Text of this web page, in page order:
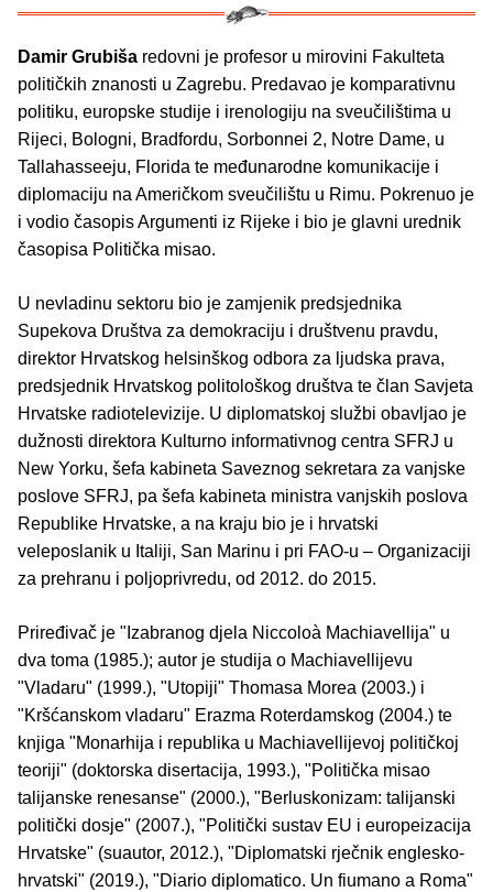
Damir Grubiša redovni je profesor u mirovini Fakulteta
političkih znanosti u Zagrebu. Predavao je komparativnu
politiku, europske studije i irenologiju na sveučilištima u
Rijeci, Bologni, Bradfordu, Sorbonnei 2, Notre Dame, u
Tallahasseeju, Florida te međunarodne komunikacije i
diplomaciju na Američkom sveučilištu u Rimu. Pokrenuo je
i vodio časopis Argumenti iz Rijeke i bio je glavni urednik
časopisa Politička misao.
U nevladinu sektoru bio je zamjenik predsjednika
Supekova Društva za demokraciju i društvenu pravdu,
direktor Hrvatskog helsinškog odbora za ljudska prava,
predsjednik Hrvatskog politološkog društva te član Savjeta
Hrvatske radiotelevizije. U diplomatskoj službi obavljao je
dužnosti direktora Kulturno informativnog centra SFRJ u
New Yorku, šefa kabineta Saveznog sekretara za vanjske
poslove SFRJ, pa šefa kabineta ministra vanjskih poslova
Republike Hrvatske, a na kraju bio je i hrvatski
veleposlanik u Italiji, San Marinu i pri FAO-u – Organizaciji
za prehranu i poljoprivredu, od 2012. do 2015.
Priređivač je "Izabranog djela Niccoloà Machiavellija" u
dva toma (1985.); autor je studija o Machiavellijevu
"Vladaru" (1999.), "Utopiji" Thomasa Morea (2003.) i
"Kršćanskom vladaru" Erazma Roterdamskog (2004.) te
knjiga "Monarhija i republika u Machiavellijevoj političkoj
teoriji" (doktorska disertacija, 1993.), "Politička misao
talijanske renesanse" (2000.), "Berluskonizam: talijanski
politički dosje" (2007.), "Politički sustav EU i europeizacija
Hrvatske" (suautor, 2012.), "Diplomatski rječnik englesko-
hrvatski" (2019.), "Diario diplomatico. Un fiumano a Roma"